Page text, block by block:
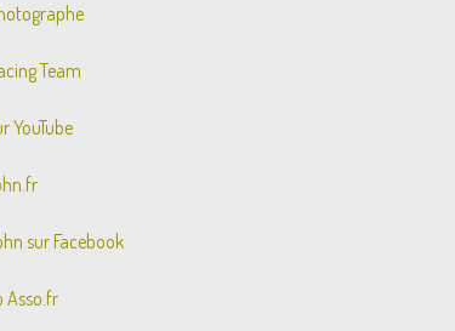
Team
YouTube
sur Facebook
Asso.fr